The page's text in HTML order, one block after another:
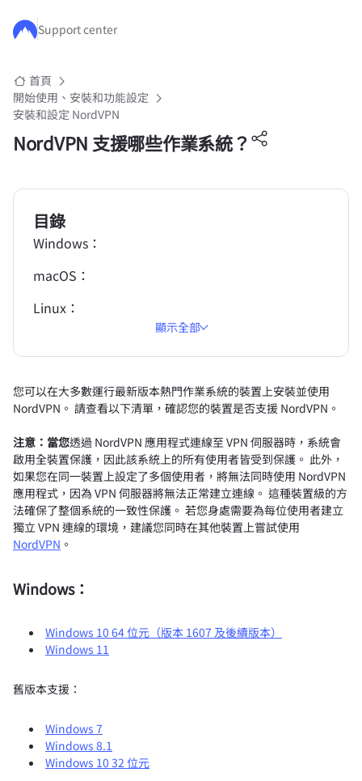
跳至主要內容
Support center
首頁
開始使用、安裝和功能設定
安裝和設定 NordVPN
NordVPN 支援哪些作業系統？
目錄
Windows：
macOS：
Linux：
顯示全部
您可以在大多數運行最新版本熱門作業系統的裝置上安裝並使用
NordVPN。 請查看以下清單，確認您的裝置是否支援 NordVPN。
注意：當您透過 NordVPN 應用程式連線至 VPN 伺服器時，系統會
啟用全裝置保護，因此該系統上的所有使用者皆受到保護。 此外，
如果您在同一裝置上設定了多個使用者，將無法同時使用 NordVPN
應用程式，因為 VPN 伺服器將無法正常建立連線。 這種裝置級的方
法確保了整個系統的一致性保護。 若您身處需要為每位使用者建立
獨立 VPN 連線的環境，建議您同時在其他裝置上嘗試使用
NordVPN 。
Windows：
Windows 10 64 位元（版本 1607 及後續版本）
Windows 11
舊版本支援：
Windows 7
Windows 8.1
Windows 10 32 位元